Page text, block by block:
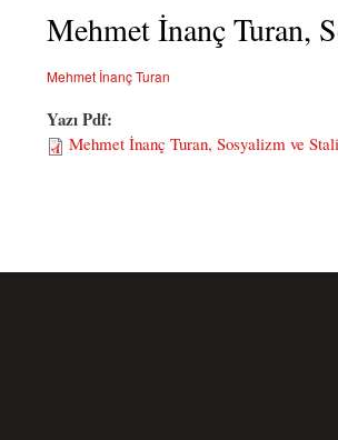
Mehmet İnanç Turan,
Mehmet İnanç Turan
Yazı Pdf:
Mehmet İnanç Turan, Sosyalizm ve